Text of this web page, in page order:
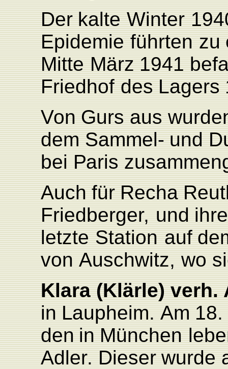
Der kalte Winter
Epidemie führten zu
Mitte März 1941
Friedhof des Lagers
Von Gurs aus
dem Sammel- und
bei Paris
Auch für Recha
Friedberger, und
letzte Station auf
von Auschwitz, wo
Klara (Klärle) verh.
in Laupheim. Am 18.
den in München
Adler. Dieser wurde